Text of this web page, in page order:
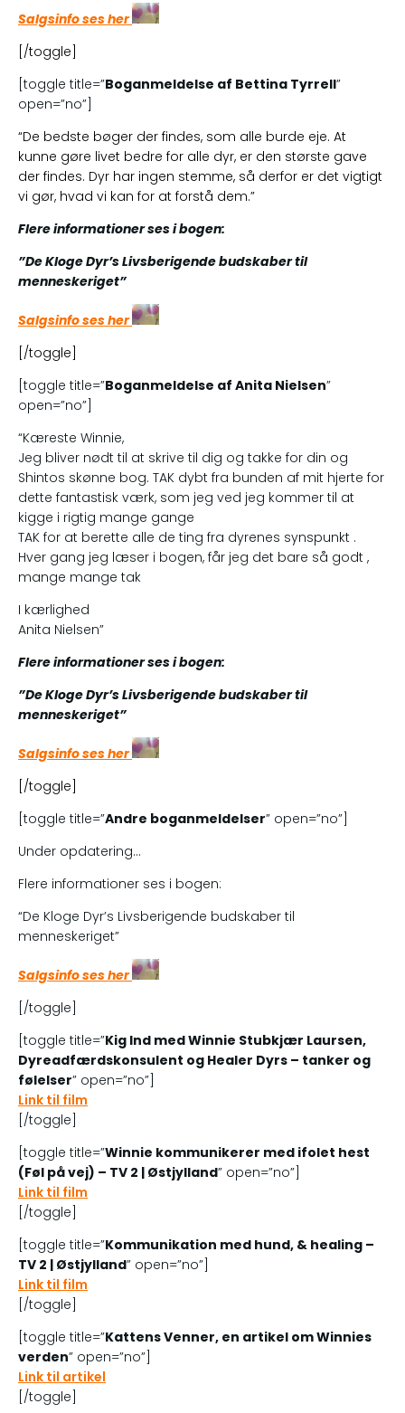
Salgsinfo ses her
[/toggle]
[toggle title=”Boganmeldelse af Bettina Tyrrell”
open=”no”]
“De bedste bøger der findes, som alle burde eje. At
kunne gøre livet bedre for alle dyr, er den største gave
der findes. Dyr har ingen stemme, så derfor er det vigtigt
vi gør, hvad vi kan for at forstå dem.”
Flere informationer ses i bogen:
”De Kloge Dyr’s Livsberigende budskaber til
menneskeriget”
Salgsinfo ses her
[/toggle]
[toggle title=”Boganmeldelse af Anita Nielsen”
open=”no”]
“Kæreste Winnie,
Jeg bliver nødt til at skrive til dig og takke for din og
Shintos skønne bog. TAK dybt fra bunden af mit hjerte for
dette fantastisk værk, som jeg ved jeg kommer til at
kigge i rigtig mange gange
TAK for at berette alle de ting fra dyrenes synspunkt .
Hver gang jeg læser i bogen, får jeg det bare så godt ,
mange mange tak
I kærlighed
Anita Nielsen”
Flere informationer ses i bogen:
”De Kloge Dyr’s Livsberigende budskaber til
menneskeriget”
Salgsinfo ses her
[/toggle]
[toggle title=”Andre boganmeldelser” open=”no”]
Under opdatering…
Flere informationer ses i bogen:
“De Kloge Dyr’s Livsberigende budskaber til
menneskeriget”
Salgsinfo ses her
[/toggle]
[toggle title=”Kig Ind med Winnie Stubkjær Laursen,
Dyreadfærdskonsulent og Healer Dyrs – tanker og
følelser” open=”no”]
Link til film
[/toggle]
[toggle title=”Winnie kommunikerer med ifolet hest
(Føl på vej) – TV 2 | Østjylland” open=”no”]
Link til film
[/toggle]
[toggle title=”Kommunikation med hund, & healing –
TV 2 | Østjylland” open=”no”]
Link til film
[/toggle]
[toggle title=”Kattens Venner, en artikel om Winnies
verden” open=”no”]
Link til artikel
[/toggle]